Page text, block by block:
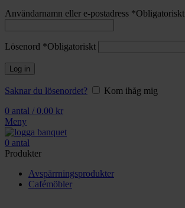
Användarnamn eller e-postadress *Obligatoriskt
Lösenord *Obligatoriskt
Log in
Saknar du lösenordet?
Kom ihåg mig
0 antal / 0.00 kr
Meny
0 antal
Produkter
Avspärrningsprodukter
Cafémöbler